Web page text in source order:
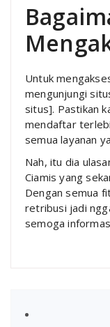
Untuk
mengunjungi
situs]. Pastikan
mendaftar
semua layanan
Nah, itu dia
Ciamis yang
Dengan semua
retribusi jadi
semoga